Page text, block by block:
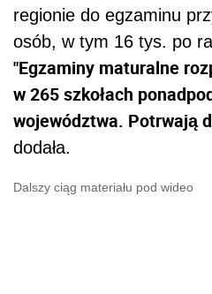
regionie do egzaminu
osób, w tym 16 tys. po
"Egzaminy maturalne
w 265 szkołach
województwa. Potrwają
dodała.
Dalszy ciąg materiału pod wideo